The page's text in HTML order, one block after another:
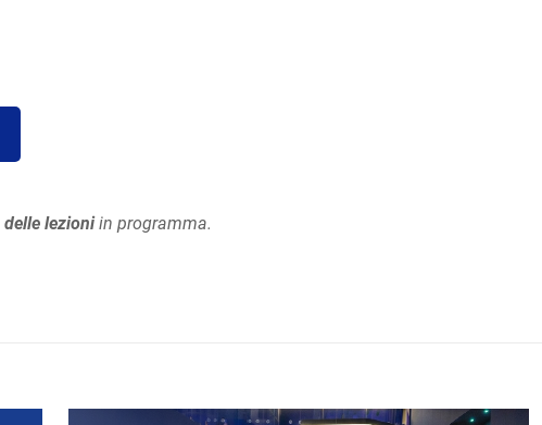
delle lezioniin programma.